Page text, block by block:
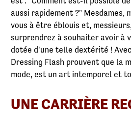
aussi rapidement ?" Mesdames,
vous à être éblouis et,
surprendrez à souhaiter avoir à
dotée d'une telle dextérité !
Dressing Flash prouvent que la
mode, est un art intemporel et
UNE CARRIÈRE